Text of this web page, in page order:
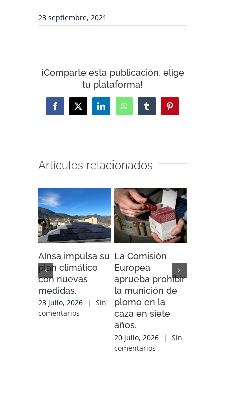
23 septiembre, 2021
¡Comparte esta publicación, elige
tu plataforma!
Facebook
X LinkedInWhatsAppTumblrPinterest
Artículos relacionados
Aínsa impulsa su
plan climático
con nuevas
medidas.
23 julio, 2026 |
Sin
comentarios
La Comisión
Europea
aprueba prohibir
la munición de
plomo en la
caza en siete
años.
20 julio, 2026 |
Sin
comentarios